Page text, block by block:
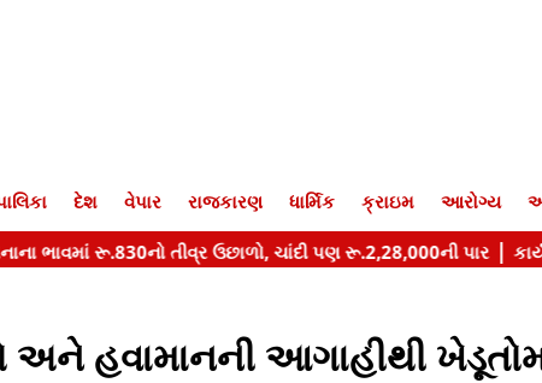
દેશ વેપાર રાજકારણ ધાર્મિક ક્રાઇમ આરોગ્ય
હવામાનની આગાહીથી